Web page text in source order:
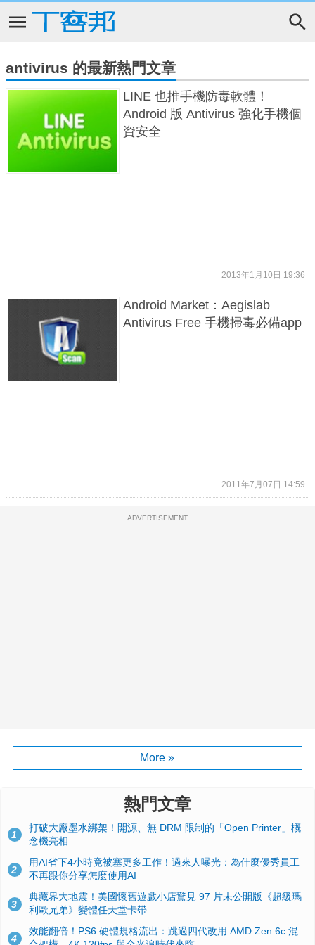
antivirus 的最新熱門文章
LINE 也推手機防毒軟體！
Android 版 Antivirus 強化手機個
資安全
2013年1月10日 19:36
Android Market：Aegislab
Antivirus Free 手機掃毒必備app
2011年7月07日 14:59
ADVERTISEMENT
More »
熱門文章
1
打破大廠墨水綁架！開源、無 DRM 限制的「Open Printer」概
念機亮相
2
用AI省下4小時竟被塞更多工作！過來人曝光：為什麼優秀員工
不再跟你分享怎麼使用AI
3
典藏界大地震！美國懷舊遊戲小店驚見 97 片未公開版《超級瑪
利歐兄弟》變體任天堂卡帶
4
效能翻倍！PS6 硬體規格流出：跳過四代改用 AMD Zen 6c 混